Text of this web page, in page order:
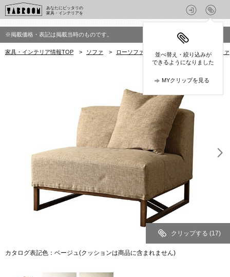
あなたにピッタリの
家具・インテリアを
並べ替え・絞り込みが
できるようになりました
MYクリップを見る
※掲載価格・表記は掲載当時のものです。
家具・インテリア情報TOP > ソファ > ローソファ source(ソース)のローソファ
クリップする (17)
カタログ表記色：ベージュ(クッションは商品に含まれません)